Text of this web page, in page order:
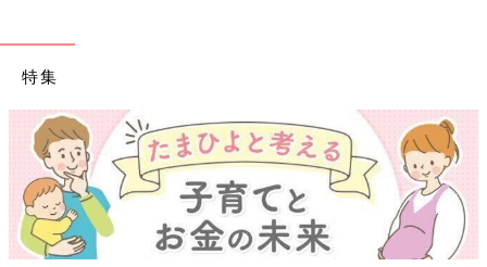
特集